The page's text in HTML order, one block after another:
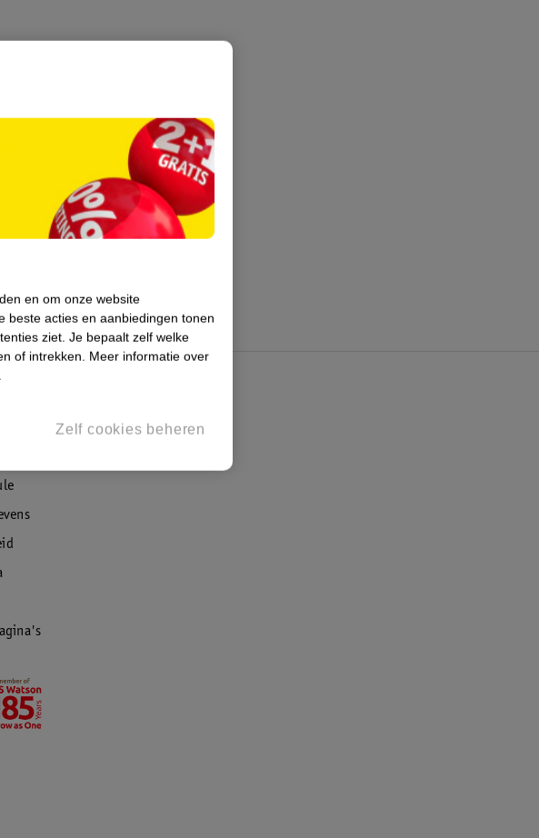
en om onze website
beste acties en aanbiedingen tonen
ziet. Je bepaalt zelf welke
of intrekken. Meer informatie over
.
Zelf cookies beheren